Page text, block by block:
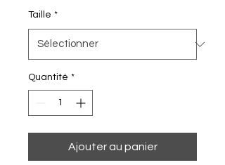
Taille *
Quantité *
Ajouter au panier